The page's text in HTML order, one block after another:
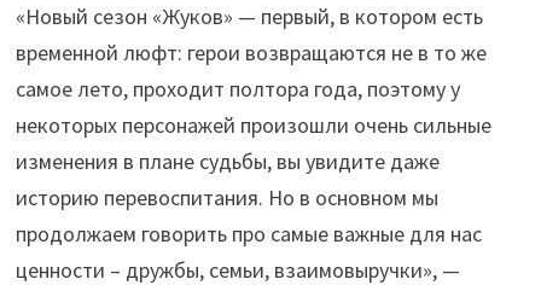
«Новый сезон «Жуков» — первый, в котором есть
временной люфт: герои возвращаются не в то же
самое лето, проходит полтора года, поэтому у
некоторых персонажей произошли очень сильные
изменения в плане судьбы, вы увидите даже
историю перевоспитания. Но в основном мы
продолжаем говорить про самые важные для нас
ценности – дружбы, семьи, взаимовыручки», —